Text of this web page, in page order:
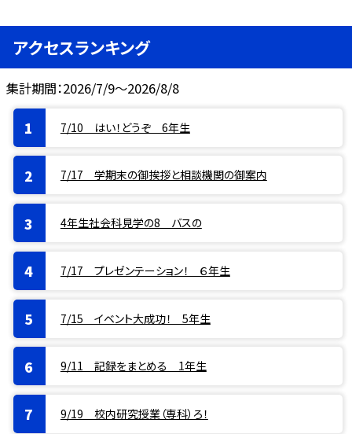
アクセスランキング
集計期間：2026/7/9～2026/8/8
7/10 はい！どうぞ 6年生
7/17 学期末の御挨拶と相談機関の御案内
4年生社会科見学の8 バスの
7/17 プレゼンテーション！ ６年生
7/15 イベント大成功！ 5年生
9/11 記録をまとめる 1年生
9/19 校内研究授業（専科）ろ！